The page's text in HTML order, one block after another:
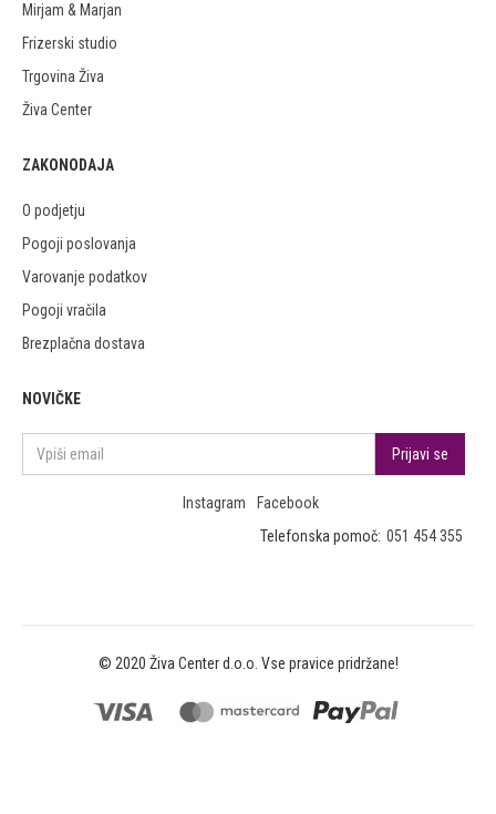
Mirjam & Marjan
Frizerski studio
Trgovina Živa
Živa Center
ZAKONODAJA
O podjetju
Pogoji poslovanja
Varovanje podatkov
Pogoji vračila
Brezplačna dostava
NOVIČKE
Instagram
Facebook
Telefonska pomoč: 051 454 355
© 2020 Živa Center d.o.o. Vse pravice pridržane!